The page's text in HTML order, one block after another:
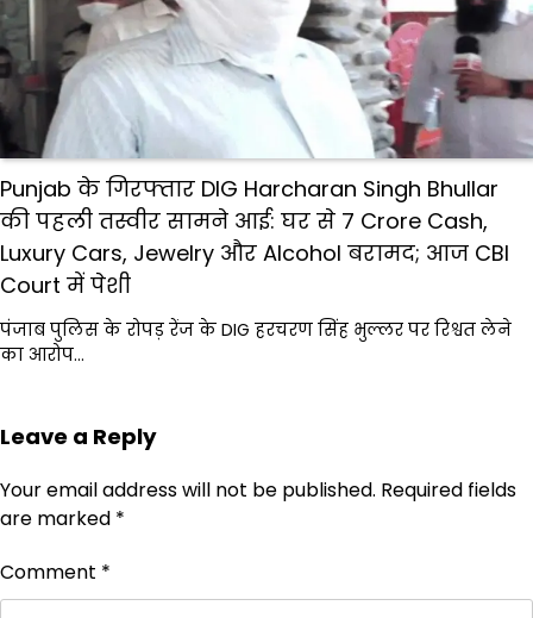
Punjab के गिरफ्तार DIG Harcharan Singh Bhullar
की पहली तस्वीर सामने आई: घर से 7 Crore Cash,
Luxury Cars, Jewelry और Alcohol बरामद; आज CBI
Court में पेशी
पंजाब पुलिस के रोपड़ रेंज के DIG हरचरण सिंह भुल्लर पर रिश्वत लेने
का आरोप…
Leave a Reply
Your email address will not be published. Required fields
are marked *
Comment *